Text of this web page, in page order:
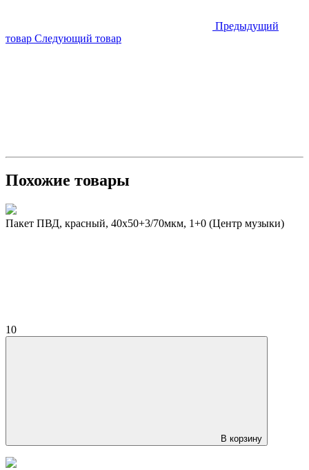
Предыдущий
товар Следующий товар
Похожие товары
Пакет ПВД, красный, 40х50+3/70мкм, 1+0 (Центр музыки)
10
В корзину